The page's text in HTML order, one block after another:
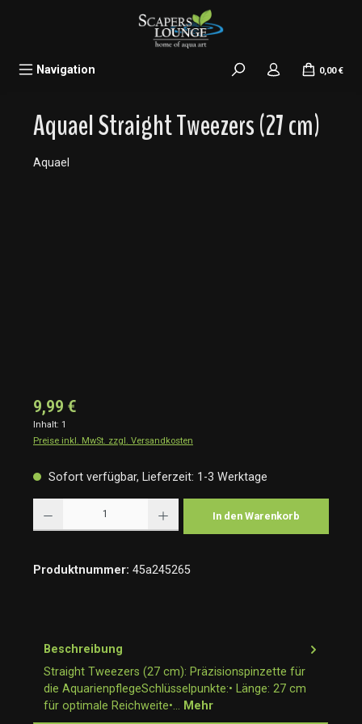
Navigation 0,00 €
Aquael Straight Tweezers (27 cm)
Aquael
9,99 €
Inhalt: 1
Preise inkl. MwSt. zzgl. Versandkosten
Sofort verfügbar, Lieferzeit: 1-3 Werktage
In den Warenkorb
Produktnummer: 45a245265
Beschreibung
Straight Tweezers (27 cm): Präzisionspinzette für
die AquarienpflegeSchlüsselpunkte:• Länge: 27 cm
für optimale Reichweite•… Mehr